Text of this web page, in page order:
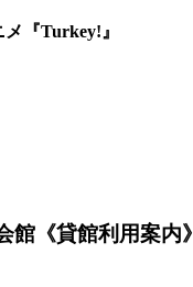
『Turkey!』
館《貸館利用案内》